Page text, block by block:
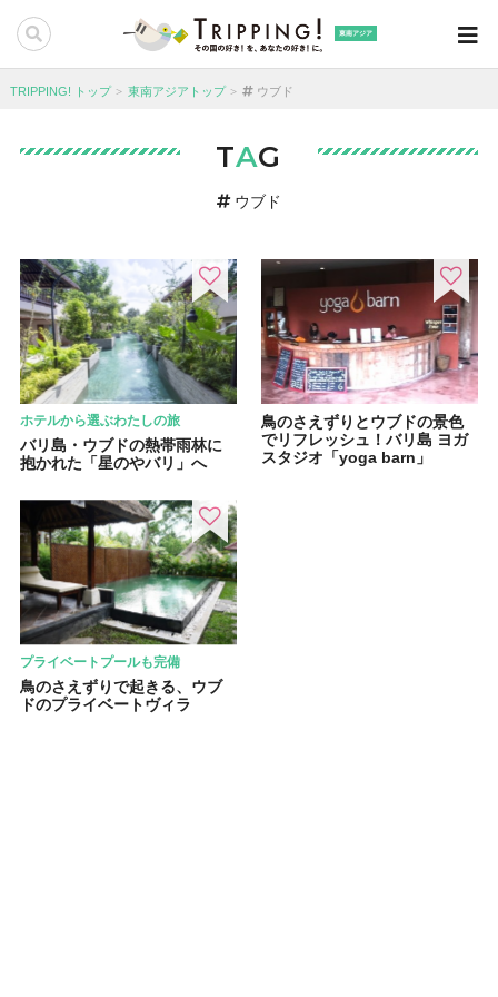
東南アジア
TRIPPING! トップ 東南アジアトップ ウブド
TAG
ウブド
ホテルから選ぶわたしの旅
バリ島・ウブドの熱帯雨林に
抱かれた「星のやバリ」へ
鳥のさえずりとウブドの景色
でリフレッシュ！バリ島 ヨガ
スタジオ「yoga barn」
プライベートプールも完備
鳥のさえずりで起きる、ウブ
ドのプライベートヴィラ